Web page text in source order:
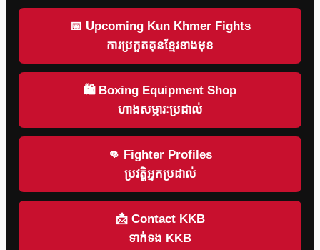
📅 Upcoming Kun Khmer Fights
ការប្រកួតគុនខ្មែរខាងមុខ
🛍 Boxing Equipment Shop
ហាងសម្ភារៈប្រដាល់
👊 Fighter Profiles
ប្រវត្តិអ្នកប្រដាល់
📩 Contact KKB
ទាក់ទង KKB